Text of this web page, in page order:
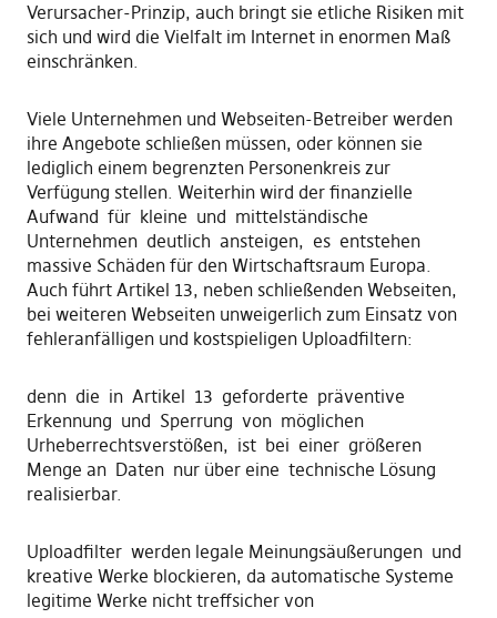
Verursacher-Prinzip, auch bringt sie etliche Risiken mit
sich und wird die Vielfalt im Internet in enormen Maß
einschränken.
Viele Unternehmen und Webseiten-Betreiber werden
ihre Angebote schließen müssen, oder können sie
lediglich einem begrenzten Personenkreis zur
Verfügung stellen. Weiterhin wird der finanzielle
Aufwand für kleine und mittelständische
Unternehmen deutlich ansteigen, es entstehen
massive Schäden für den Wirtschaftsraum Europa.
Auch führt Artikel 13, neben schließenden Webseiten,
bei weiteren Webseiten unweigerlich zum Einsatz von
fehleranfälligen und kostspieligen Uploadfiltern:
denn die in Artikel 13 geforderte präventive
Erkennung und Sperrung von möglichen
Urheberrechtsverstößen, ist bei einer größeren
Menge an Daten nur über eine technische Lösung
realisierbar.
Uploadfilter werden legale Meinungsäußerungen und
kreative Werke blockieren, da automatische Systeme
legitime Werke nicht treffsicher von